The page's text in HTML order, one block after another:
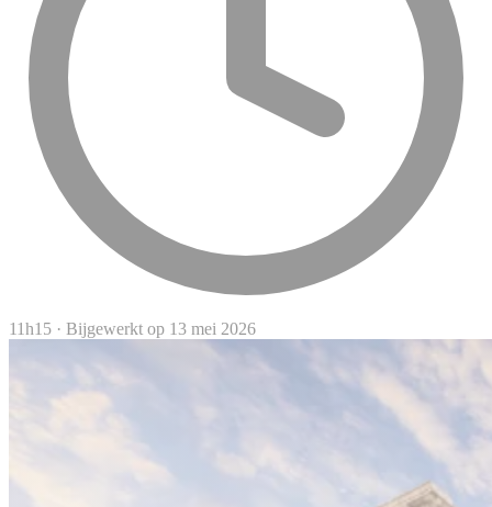
11h15 · Bijgewerkt op 13 mei 2026